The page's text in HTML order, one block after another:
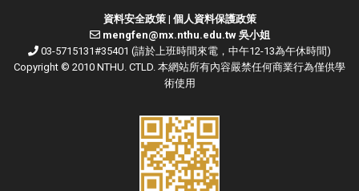
資料安全政策| 個人資料保護政策
mengfen@mx.nthu.edu.tw 吳小姐
03-5715131#35401 (請於上班時間來電，中午12-13為午休時間)
Copyright © 2010 NTHU. CTLD. 本網站所有內容嚴禁任何商業行為僅供學
術使用